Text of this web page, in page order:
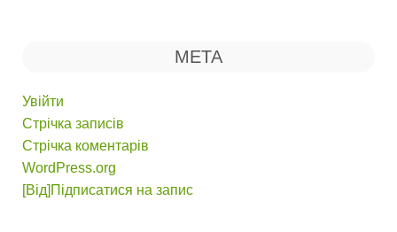
МЕТА
Увійти
Стрічка записів
Стрічка коментарів
WordPress.org
[Від]Підписатися на запис